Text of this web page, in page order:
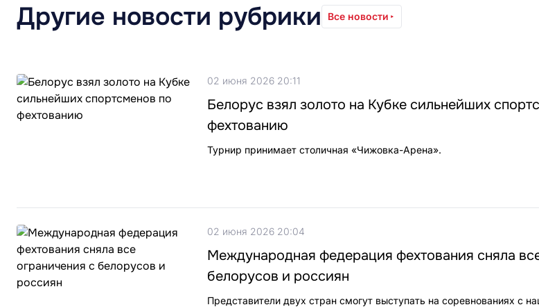
Другие новости рубрики Все новости
02 июня 2026 20:11
Белорус взял золото на Кубке сильнейших
фехтованию
Турнир принимает столичная «Чижовка-Арена».
02 июня 2026 20:04
Международная федерация фехтования сняла
белорусов и россиян
Представители двух стран смогут выступать на соревнованиях с